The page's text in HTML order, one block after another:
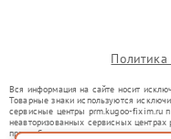
Вся информация на сайте носит
Товарные знаки используются
сервисные центры prm.kugoo-fixim.ru
неавторизованных сервисных
правообладателями товарных знаков